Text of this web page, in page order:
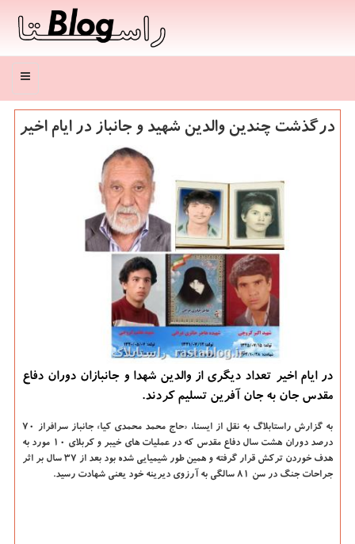
منو
درگذشت چندین والدین شهید و جانباز در ایام اخیر
در ایام اخیر تعداد دیگری از والدین شهدا و جانبازان دوران دفاع
مقدس جان به جان آفرین تسلیم كردند.
به گزارش راستابلاگ به نقل از ایسنا، «حاج محمد محمدی کیا» جانباز سرافراز ۷۰
درصد دوران هشت سال دفاع مقدس که در عملیات های خیبر و کربلای ۱۰ مورد به
هدف خوردن ترکش قرار گرفته و همین طور شیمیایی شده بود بعد از ۳۷ سال بر اثر
جراحات جنگ در سن ۸۱ سالگی به آرزوی دیرینه خود یعنی شهادت رسید.